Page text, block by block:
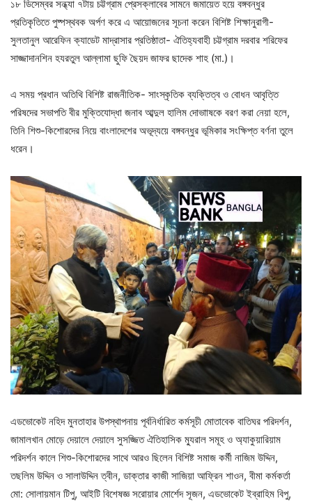
১৮ ডিসেম্বর সন্ধ্যা ৭টায় চট্টগ্রাম প্রেসক্লাবের সামনে জমায়েত হয়ে বঙ্গবন্ধুর
প্রতিকৃতিতে পুষ্পস্থবক অর্পণ করে এ আয়োজনের সূচনা করেন বিশিষ্ট শিক্ষানুরাগী-
সুলতানুল আরেফিন ক্যাডেট মাদ্রাসার প্রতিষ্ঠাতা- ঐতিহ্যবাহী চট্টগ্রাম দরবার শরিফের
সাজ্জাদানশিন হযরতুল আল্লামা ছুফি ছৈয়দ জাফর ছাদেক শাহ (মা.)।
এ সময় প্রধান অতিথি বিশিষ্ট রাজনীতিক- সাংস্কৃতিক ব্যক্তিত্ব ও বোধন আবৃত্তি
পরিষদের সভাপতি বীর মুক্তিযোদ্ধা জনাব আব্দুল হালিম দোভাাষকে বরণ করা নেয়া হলে,
তিনি শিশু-কিশোরদের নিয়ে বাংলাদেশের অভূদ্যয়ে বঙ্গবন্ধুর ভূমিকার সংক্ষিপ্ত বর্ণনা তুলে
ধরেন।
এডভোকেট নহিদ মুনতাহার উপস্থাপনায় পূর্বনির্ধারিত কর্মসূচী মোতাবেক বাতিঘর পরিদর্শন,
জামালখান মোড়ে দেয়ালে দেয়ালে সুসজ্জিত ঐতিহাসিক ম্যুরাল সমূহ ও অ্যাকুয়ারিয়াম
পরিদর্শন কালে শিশু-কিশোরদের সাথে আরও ছিলেন বিশিষ্ট সমাজ কর্মী নাজিম উদ্দিন,
তছলিম উদ্দিন ও সালাউদ্দিন ত্বীন, ডাক্তার কাজী সাজিয়া আফ্রিন শাওন, বীমা কর্মকর্তা
মো: সোলায়মান টিপু, আইটি বিশেষজ্ঞ সরোয়ার মোর্শেদ সূজন, এডভোকেট ইব্রাহিম বিপু,